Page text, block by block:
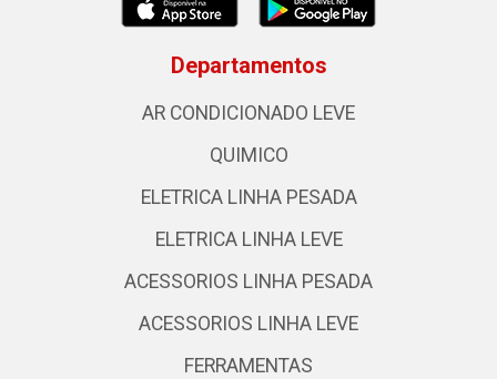
Departamentos
AR CONDICIONADO LEVE
QUIMICO
ELETRICA LINHA PESADA
ELETRICA LINHA LEVE
ACESSORIOS LINHA PESADA
ACESSORIOS LINHA LEVE
FERRAMENTAS